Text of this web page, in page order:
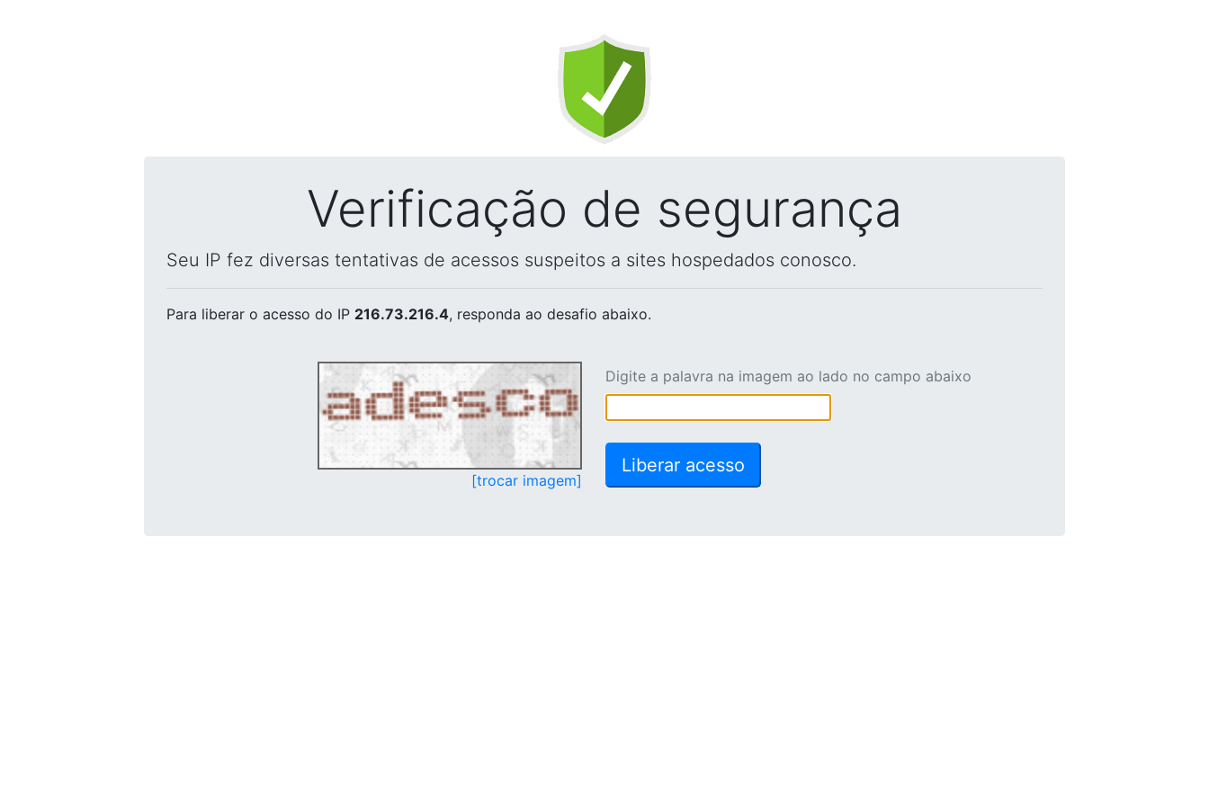
Verificação de segurança
Seu IP fez diversas tentativas de acessos suspeitos a sites hospedados conosco.
Para liberar o acesso do IP 216.73.216.4, responda ao desafio abaixo.
[trocar imagem]
Digite a palavra na imagem ao lado no campo abaixo